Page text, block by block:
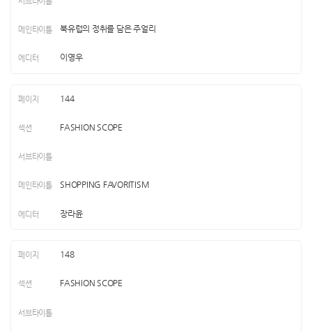
북유럽의 정취를 담은 주얼리
이영우
144
FASHION SCOPE
SHOPPING FAVORITISM
장라윤
148
FASHION SCOPE